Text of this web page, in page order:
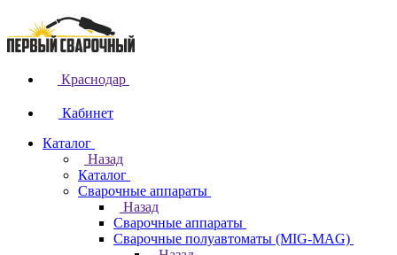
Краснодар
Кабинет
Каталог
Назад
Каталог
Сварочные аппараты
Назад
Сварочные аппараты
Сварочные полуавтоматы (MIG-MAG)